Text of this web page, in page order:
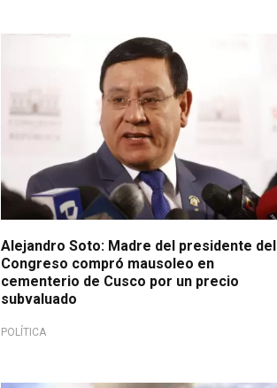
Alejandro Soto: Madre del presidente del
Congreso compró mausoleo en
cementerio de Cusco por un precio
subvaluado
POLÍTICA